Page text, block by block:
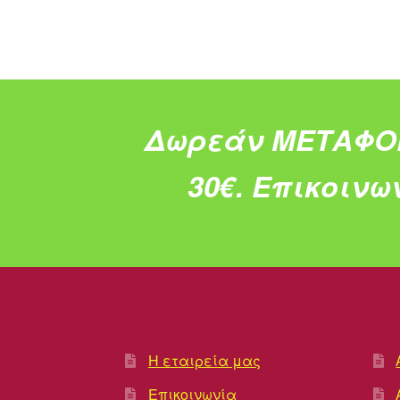
Δωρεάν
30€.
Η εταιρεία μας
Επικοινωνία